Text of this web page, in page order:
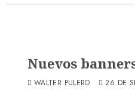
Nuevos
WALTER PULERO 26 DE